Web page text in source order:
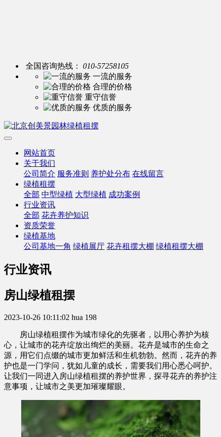
全国咨询热线：
010-57258105
一流的服务
合理的价格
重守信誉
优质的服务
网站首页
关于我们
公司简介 服务准则 养护处分布 在线留言
绿植租摆
全部 中型绿植 大型绿植 成功案例
行业资讯
全部 花卉养护知识
资质荣誉
绿植基地
公司基地一角 绿植展厅 花卉租摆大棚 绿植租摆大棚
行业资讯
房山绿植租摆
2023-10-26 10:11:02 hua 198
房山绿植租摆作为城市绿化的先驱者，以用心养护为核
心，让城市的花卉绽放出绚烂的美丽。花卉是城市的生命之
源，用它们点缀的城市更加鲜活和生机勃勃。然而，花卉的养
护也是一门学问，犹如儿童的成长，需要我们用心悉心呵护。
让我们一同进入房山绿植租摆的养护世界，探寻花卉的养护注
意事项，让城市之美更加璀璨耀眼。